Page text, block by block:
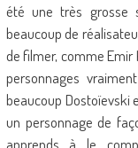
été une très grosse
beaucoup de
de filmer, comme Emir
personnages
beaucoup
un personnage de
apprends à le